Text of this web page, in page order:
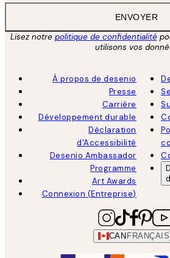
ENVOYER
Lisez notre politique de confidentialité
utilisons vos
À propos de desenio
Presse
Carrière
Développement durable
Déclaration
d'Accessibilité
Desenio Ambassador
Programme
Art Awards
Connexion (Entreprise)
CAN FRANÇAIS